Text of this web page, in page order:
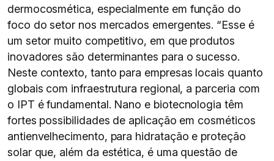
dermocosmética, especialmente em função do
foco do setor nos mercados emergentes. “Esse é
um setor muito competitivo, em que produtos
inovadores são determinantes para o sucesso.
Neste contexto, tanto para empresas locais quanto
globais com infraestrutura regional, a parceria com
o IPT é fundamental. Nano e biotecnologia têm
fortes possibilidades de aplicação em cosméticos
antienvelhecimento, para hidratação e proteção
solar que, além da estética, é uma questão de